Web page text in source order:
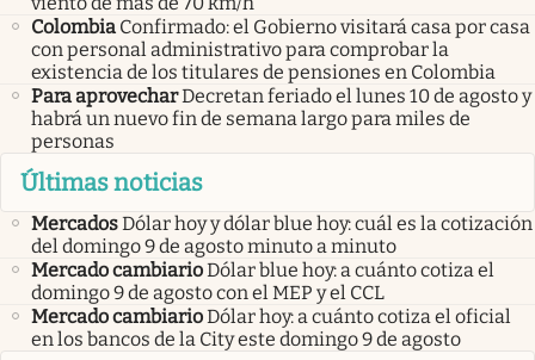
Colombia Confirmado: el Gobierno visitará casa por casa
con personal administrativo para comprobar la
existencia de los titulares de pensiones en Colombia
Para aprovecharDecretan feriado el lunes 10 de agosto y
habrá un nuevo fin de semana largo para miles de
personas
Últimas noticias
MercadosDólar hoy y dólar blue hoy: cuál es la cotización
del domingo 9 de agosto minuto a minuto
Mercado cambiarioDólar blue hoy: a cuánto cotiza el
domingo 9 de agosto con el MEP y el CCL
Mercado cambiarioDólar hoy: a cuánto cotiza el oficial
en los bancos de la City este domingo 9 de agosto